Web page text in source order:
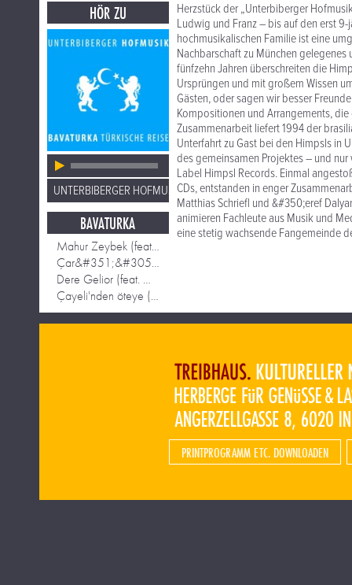
HÖR ZU
UNTERBIBERGER HOFMUSIK
BAVATURKA
Mahur Zeybek (feat. Seref Dalyanoglu)
Çar&#351;&#305;da (feat. Mathias Götz & Matthias S
Dere Gelior (feat. Matthias Schriefl)
Çayeli'nden öteye (feat. Seref Dalyanoglu, Xaver H
Herzstück der „Unterbiberger
Ludwig und Franz – bis auf den erst
hochmusikalischen Familie ist eine
Nachbarschaft zu München
fünfzehn Jahren überschreiten die
Ursprüngen und mit großem Wissen
Gästen, oder sagen wir besser
Kompositionen und Arrangements,
Zusammenarbeit liefert 1994 der
Unterfahrt zu Gast bei den Himpsls in
des gemeinsamen Projektes – und
Label Himpsl Records. Einmal
CDs, entstanden in enger
Matthias Schriefl und &#350;eref
animieren Fachleute aus Musik und
eine stetig wachsende Fangemeinde
PRINTPROGRAMM ETC. DOWNLOADEN